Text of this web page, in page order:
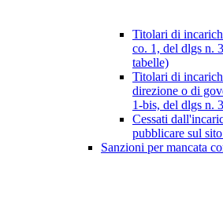
Titolari di
co. 1, del dlgs n.
tabelle)
Titolari di
direzione o di
1-bis, del dlgs n.
Cessati
pubblicare sul
Sanzioni per mancata